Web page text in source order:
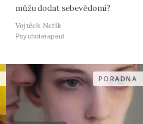
můžu dodat sebevědomí?
Vojtěch Netík
Psychoterapeut
PORADNA